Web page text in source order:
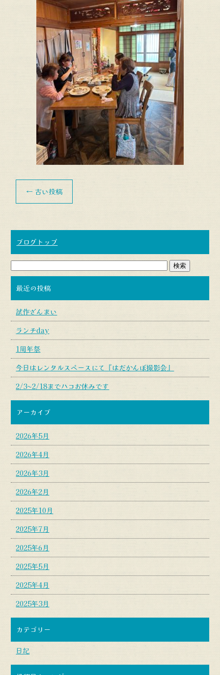
← 古い投稿
ブログトップ
最近の投稿
試作ざんまい
ランチday
1周年祭
今日はレンタルスペースにて『はだかんぼ撮影会』
2/3〜2/18までハコお休みです
アーカイブ
2026年5月
2026年4月
2026年3月
2026年2月
2025年10月
2025年7月
2025年6月
2025年5月
2025年4月
2025年3月
カテゴリー
日記